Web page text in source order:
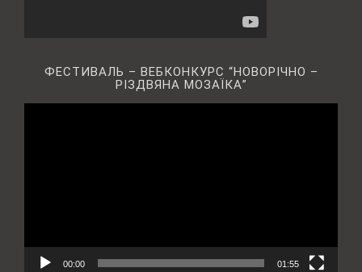
ФЕСТИВАЛЬ – ВЕБКОНКУРС “НОВОРІЧНО –
РІЗДВЯНА МОЗАЇКА”
00:00 01:55